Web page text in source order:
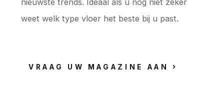
nieuwste trends. Ideaal als u nog niet zeker
weet welk type vloer het beste bij u past.
VRAAG UW MAGAZINE AAN